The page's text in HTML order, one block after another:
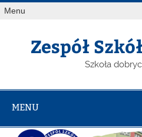
Menu
Zespół
Szkoła
MENU